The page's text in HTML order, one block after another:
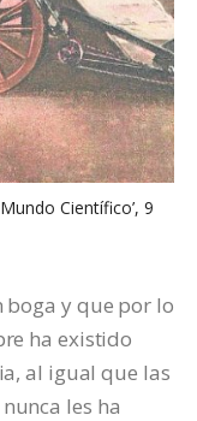
Científico’, 9
boga y que por lo
ha existido
al igual que las
les ha